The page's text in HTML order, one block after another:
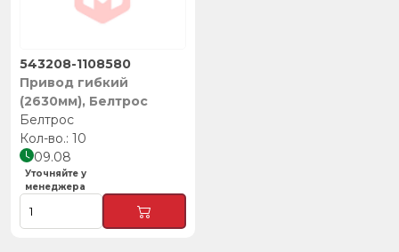
Привод гибкий
(2630мм), Белтрос
543208-1108580
Белтрос
10
09.08
Уточняйте у
менеджера